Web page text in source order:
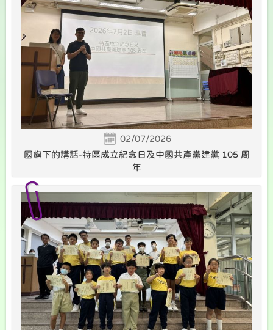
02/07/2026
國旗下的講話-特區成立紀念日及中國共產黨建黨 105 周
年